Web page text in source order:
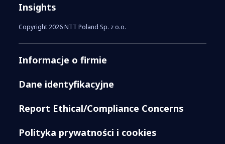
Insights
Copyright 2026 NTT Poland Sp. z o.o.
Informacje o firmie
Dane identyfikacyjne
Report Ethical/Compliance Concerns
Polityka prywatności i cookies